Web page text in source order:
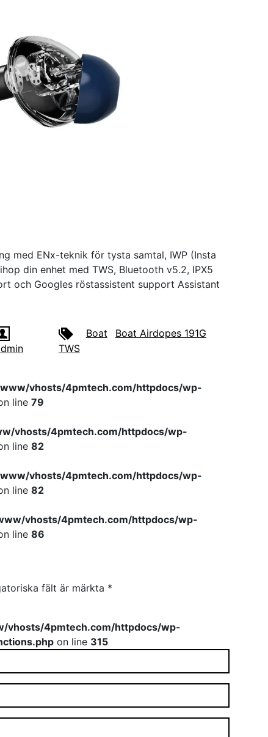
med ENx-teknik för tysta samtal, IWP (Insta
din enhet med TWS, Bluetooth v5.2, IPX5
och Googles röstassistent support Assistant
Boat
Boat Airdopes 191G
TWS
vhosts/4pmtech.com/httpdocs/wp-
line 79
vhosts/4pmtech.com/httpdocs/wp-
line 82
vhosts/4pmtech.com/httpdocs/wp-
line 82
vhosts/4pmtech.com/httpdocs/wp-
line 86
fält är märkta *
vhosts/4pmtech.com/httpdocs/wp-
on line 315